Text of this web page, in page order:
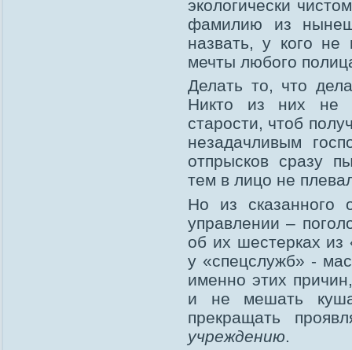
экологически
фамилию из
назвать, у кого
мечты любого
Делать то, что
Никто из них не
старости, чтоб
незадачливым
отпрысков сразу
тем в лицо не
Но из
управлении –
об их шестерках из
у «спецслужб» -
именно этих
и не мешать
прекращать
учреждению